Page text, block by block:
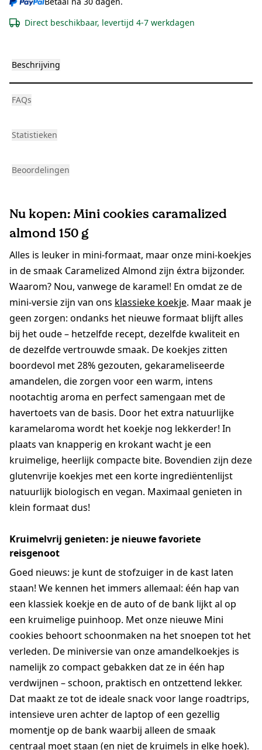
Direct beschikbaar, levertijd 4-7 werkdagen
Beschrijving
FAQs
Statistieken
Beoordelingen
Nu kopen: Mini cookies caramalized
almond 150 g
Alles is leuker in mini-formaat, maar onze mini-koekjes
in de smaak Caramelized Almond zijn éxtra bijzonder.
Waarom? Nou, vanwege de karamel! En omdat ze de
mini-versie zijn van ons klassieke koekje. Maar maak je
geen zorgen: ondanks het nieuwe formaat blijft alles
bij het oude – hetzelfde recept, dezelfde kwaliteit en
de dezelfde vertrouwde smaak. De koekjes zitten
boordevol met 28% gezouten, gekarameliseerde
amandelen, die zorgen voor een warm, intens
nootachtig aroma en perfect samengaan met de
havertoets van de basis. Door het extra natuurlijke
karamelaroma wordt het koekje nog lekkerder! In
plaats van knapperig en krokant wacht je een
kruimelige, heerlijk compacte bite. Bovendien zijn deze
glutenvrije koekjes met een korte ingrediëntenlijst
natuurlijk biologisch en vegan. Maximaal genieten in
klein formaat dus!
Kruimelvrij genieten: je nieuwe favoriete
reisgenoot
Goed nieuws: je kunt de stofzuiger in de kast laten
staan! We kennen het immers allemaal: één hap van
een klassiek koekje en de auto of de bank lijkt al op
een kruimelige puinhoop. Met onze nieuwe Mini
cookies behoort schoonmaken na het snoepen tot het
verleden. De miniversie van onze amandelkoekjes is
namelijk zo compact gebakken dat ze in één hap
verdwijnen – schoon, praktisch en ontzettend lekker.
Dat maakt ze tot de ideale snack voor lange roadtrips,
intensieve uren achter de laptop of een gezellig
momentje op de bank waarbij alleen de smaak
centraal moet staan (en niet de kruimels in elke hoek).